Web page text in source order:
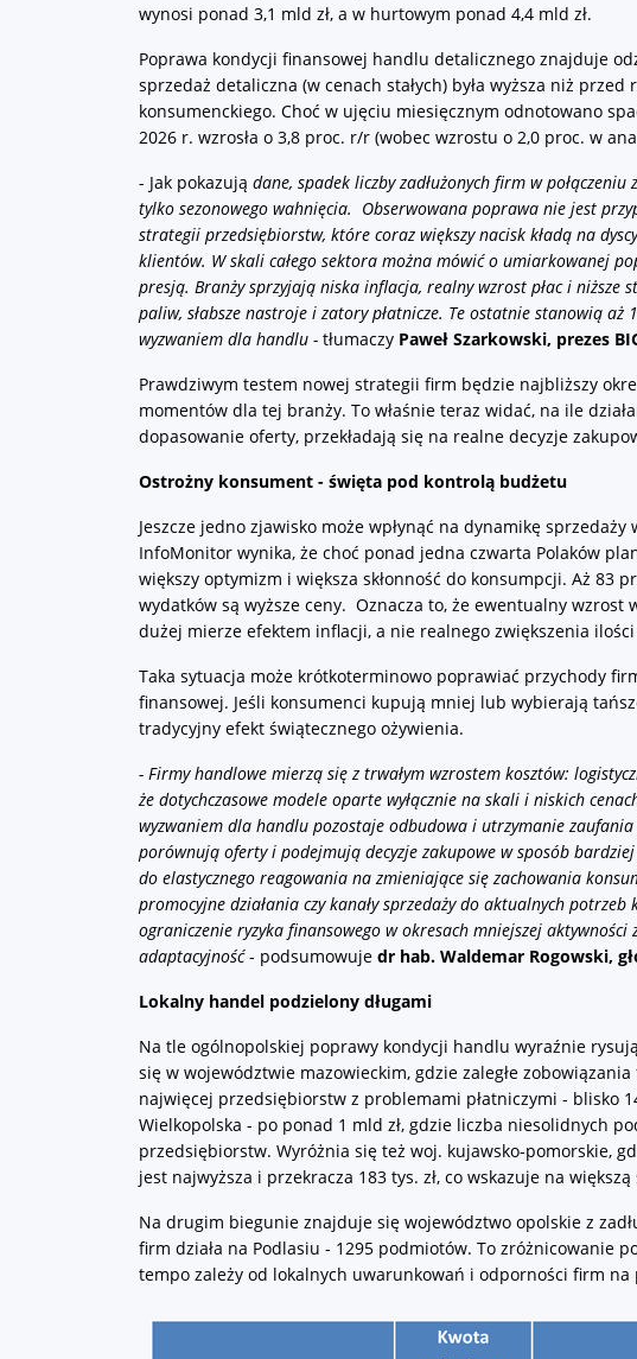
wynosi ponad 3,1 mld zł, a w hurtowym ponad 4,4 mld zł.
Poprawa kondycji finansowej handlu detalicznego znajduje
sprzedaż detaliczna (w cenach stałych) była wyższa niż
konsumenckiego. Choć w ujęciu miesięcznym odnotowano
2026 r. wzrosła o 3,8 proc. r/r (wobec wzrostu o 2,0 proc. w
- Jak pokazują dane, spadek liczby zadłużonych firm w
tylko sezonowego wahnięcia. Obserwowana poprawa nie jest
strategii przedsiębiorstw, które coraz większy nacisk kładą na
klientów. W skali całego sektora można mówić o umiarkowanej
presją. Branży sprzyjają niska inflacja, realny wzrost płac i niższe
paliw, słabsze nastroje i zatory płatnicze. Te ostatnie stanowią aż
wyzwaniem dla handlu - tłumaczy Paweł Szarkowski, prezes
Prawdziwym testem nowej strategii firm będzie najbliższy
momentów dla tej branży. To właśnie teraz widać, na ile
dopasowanie oferty, przekładają się na realne decyzje
Ostrożny konsument - święta pod kontrolą budżetu
Jeszcze jedno zjawisko może wpłynąć na dynamikę
InfoMonitor wynika, że choć ponad jedna czwarta Polaków
większy optymizm i większa skłonność do konsumpcji. Aż 83
wydatków są wyższe ceny. Oznacza to, że ewentualny
dużej mierze efektem inflacji, a nie realnego zwiększenia
Taka sytuacja może krótkoterminowo poprawiać przychody
finansowej. Jeśli konsumenci kupują mniej lub wybierają
tradycyjny efekt świątecznego ożywienia.
- Firmy handlowe mierzą się z trwałym wzrostem kosztów:
że dotychczasowe modele oparte wyłącznie na skali i niskich
wyzwaniem dla handlu pozostaje odbudowa i utrzymanie
porównują oferty i podejmują decyzje zakupowe w sposób
do elastycznego reagowania na zmieniające się zachowania
promocyjne działania czy kanały sprzedaży do aktualnych
ograniczenie ryzyka finansowego w okresach mniejszej
adaptacyjność- podsumowuje dr hab. Waldemar Rogowski,
Lokalny handel podzielony długami
Na tle ogólnopolskiej poprawy kondycji handlu wyraźnie
się w województwie mazowieckim, gdzie zaległe
najwięcej przedsiębiorstw z problemami płatniczymi - blisko
Wielkopolska - po ponad 1 mld zł, gdzie liczba niesolidnych
przedsiębiorstw. Wyróżnia się też woj. kujawsko-pomorskie,
jest najwyższa i przekracza 183 tys. zł, co wskazuje na
Na drugim biegunie znajduje się województwo opolskie z
firm działa na Podlasiu - 1295 podmiotów. To zróżnicowanie
tempo zależy od lokalnych uwarunkowań i odporności firm